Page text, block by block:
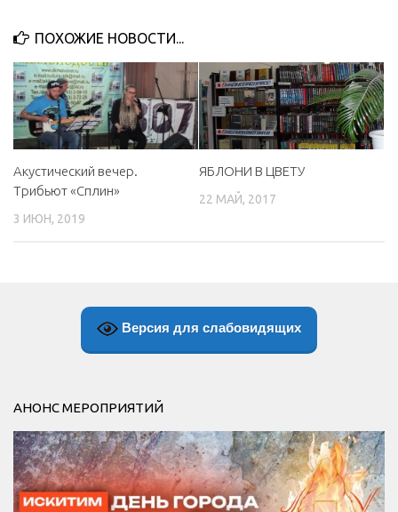
МБОУ ДО «Детская музыкальная школа»
МБУК «Искитимский городской историко-художественный
музей»
МБУК «Централизованная библиотечная система»
ДК «Россия»
Контакты
ПОХОЖИЕ НОВОСТИ...
Акустический вечер.
Трибьют «Сплин»
3 ИЮН, 2019
ЯБЛОНИ В ЦВЕТУ
22 МАЙ, 2017
Версия для слабовидящих
АНОНС МЕРОПРИЯТИЙ